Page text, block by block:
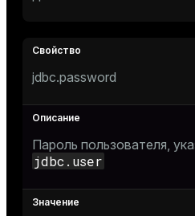
jdbc.password
Пароль пользователя,
jdbc.user